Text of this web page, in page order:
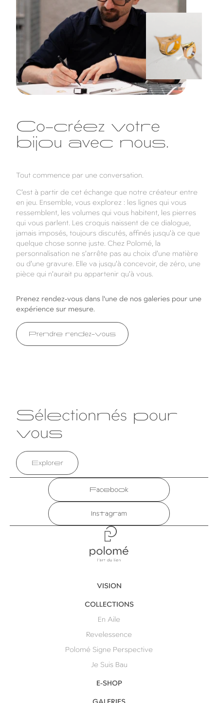
Co-créez votre
bijou avec nous.
Tout commence par une conversation.
C’est à partir de cet échange que notre créateur entre
en jeu. Ensemble, vous explorez : les lignes qui vous
ressemblent, les volumes qui vous habitent, les pierres
qui vous parlent. Les croquis naissent de ce dialogue,
jamais imposés, toujours discutés, affinés jusqu’à ce que
quelque chose sonne juste. Chez Polomé, la
personnalisation ne s’arrête pas au choix d’une matière
ou d’une gravure. Elle va jusqu’à concevoir, de zéro, une
pièce qui n’aurait pu appartenir qu’à vous.
Prenez rendez-vous dans l'une de nos galeries pour une
expérience sur mesure.
Prendre rendez-vous
Sélectionnés pour
vous
Explorer
Facebook
Instagram
VISION
COLLECTIONS
En Aile
Revelessence
Polomé Signe Perspective
Je Suis Bau
E-SHOP